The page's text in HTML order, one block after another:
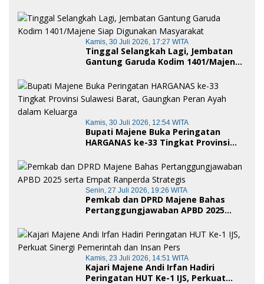
Royong dan Cinta Tanah Air
Kamis, 30 Juli 2026, 17:27 WITA
Tinggal Selangkah Lagi, Jembatan
Gantung Garuda Kodim 1401/Majene
Kamis, 30 Juli 2026, 12:54 WITA
Bupati Majene Buka Peringatan
HARGANAS ke-33 Tingkat Provinsi
Ayah dalam Keluarga
Senin, 27 Juli 2026, 19:26 WITA
Pemkab dan DPRD Majene Bahas
Pertanggungjawaban APBD 2025
Kamis, 23 Juli 2026, 14:51 WITA
Kajari Majene Andi Irfan Hadiri
Peringatan HUT Ke-1 IJS, Perkuat